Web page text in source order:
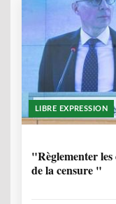
LIBRE EXPRESSION
"Règlementer
de la censure "